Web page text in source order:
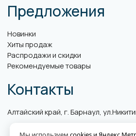
Предложения
Новинки
Хиты продаж
Распродажи и скидки
Рекомендуемые товары
Контакты
Алтайский край, г. Барнаул,